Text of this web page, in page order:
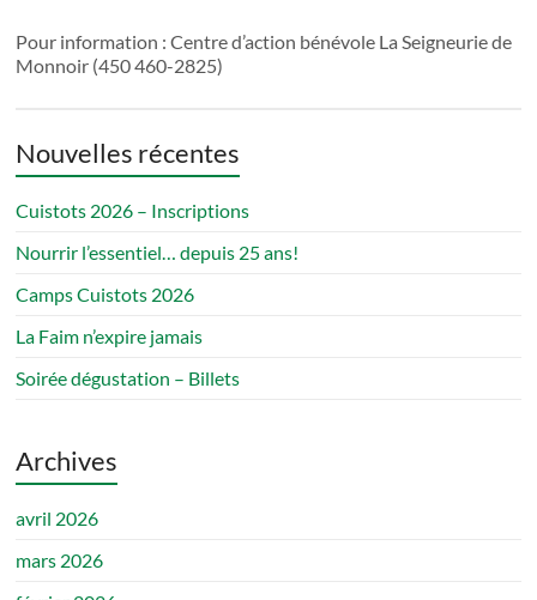
Pour information : Centre d’action bénévole La Seigneurie de
Monnoir (450 460-2825)
Nouvelles récentes
Cuistots 2026 – Inscriptions
Nourrir l’essentiel… depuis 25 ans!
Camps Cuistots 2026
La Faim n’expire jamais
Soirée dégustation – Billets
Archives
avril 2026
mars 2026